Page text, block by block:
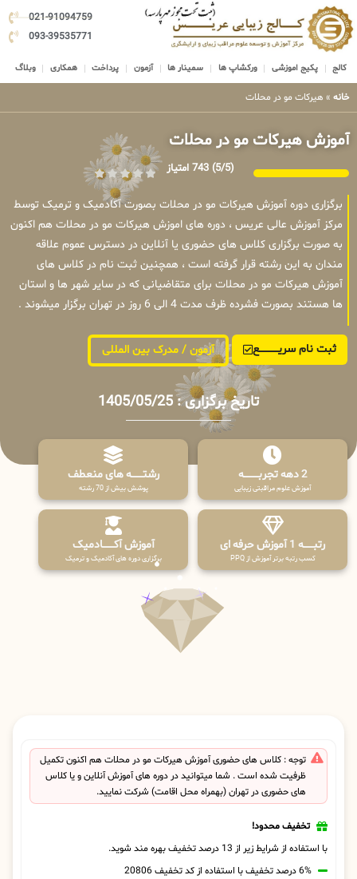
021-91094759
093-39535771
کالج پکیج اموزشی ورکشاپ ها سمینار ها آزمون پرداخت همکاری وبلاگ
خانه » هیرکات مو در محلات
آموزش هیرکات مو در محلات
(5/5) 743 امتیاز
برگزاری دوره آموزش هیرکات مو در محلات بصورت آکادمیک و ترمیک توسط
مرکز آموزش عالی عریس ، دوره های اموزش هیرکات مو در محلات هم اکنون
به صورت برگزاری کلاس های حضوری یا آنلاین در دسترس عموم علاقه
مندان به این رشته قرار گرفته است ، همچنین ثبت نام در کلاس های
آموزش هیرکات مو در محلات برای متقاضیانی که در سایر شهر ها و استان
ها هستند بصورت فشرده ظرف مدت 4 الی 6 روز در تهران برگزار میشوند .
ثبت نام سریــــــــــــع آزمون / مدرک بین المللی
تاریخ برگزاری : 1405/05/25
2 دهه تجربـــــــــه
آموزش علوم مراقبتی زیبایی
رشتـــــــه های منعطف
پوشش بیش از 70 رشته
رتبــــــه 1 آموزش حرفه ای
کسب رتبه برتر آموزش از PPQ
آموزش آکـــــــادمیک
برگزاری دوره های آکادمیک و ترمیک
توجه : کلاس های حضوری آموزش هیرکات مو در محلات هم اکنون تکمیل
ظرفیت شده است . شما میتوانید در دوره های آموزش آنلاین و یا کلاس
های حضوری در تهران (بهمراه محل اقامت) شرکت نمایید.
تخفیف محدود!
با استفاده از شرایط زیر از 13 درصد تخفیف بهره مند شوید.
6% درصد تخفیف با استفاده از کد تخفیف 20806